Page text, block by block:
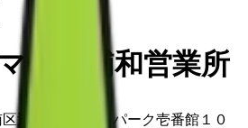
シタ浦和営業所
辻1-23-8サニーパーク壱番館１０